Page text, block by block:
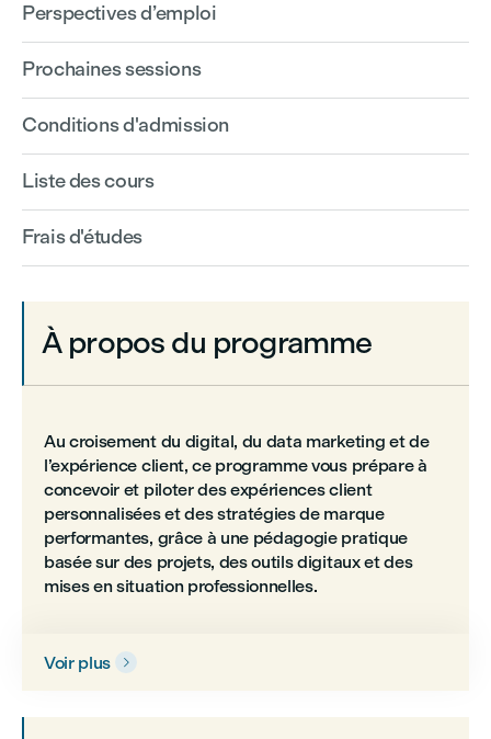
Perspectives d’emploi
Prochaines sessions
Conditions d'admission
Liste des cours
Frais d'études
À propos du programme
Au croisement du digital, du data marketing et de
l’expérience client, ce programme vous prépare à
concevoir et piloter des expériences client
personnalisées et des stratégies de marque
performantes, grâce à une pédagogie pratique
basée sur des projets, des outils digitaux et des
mises en situation professionnelles.
Voir plus 